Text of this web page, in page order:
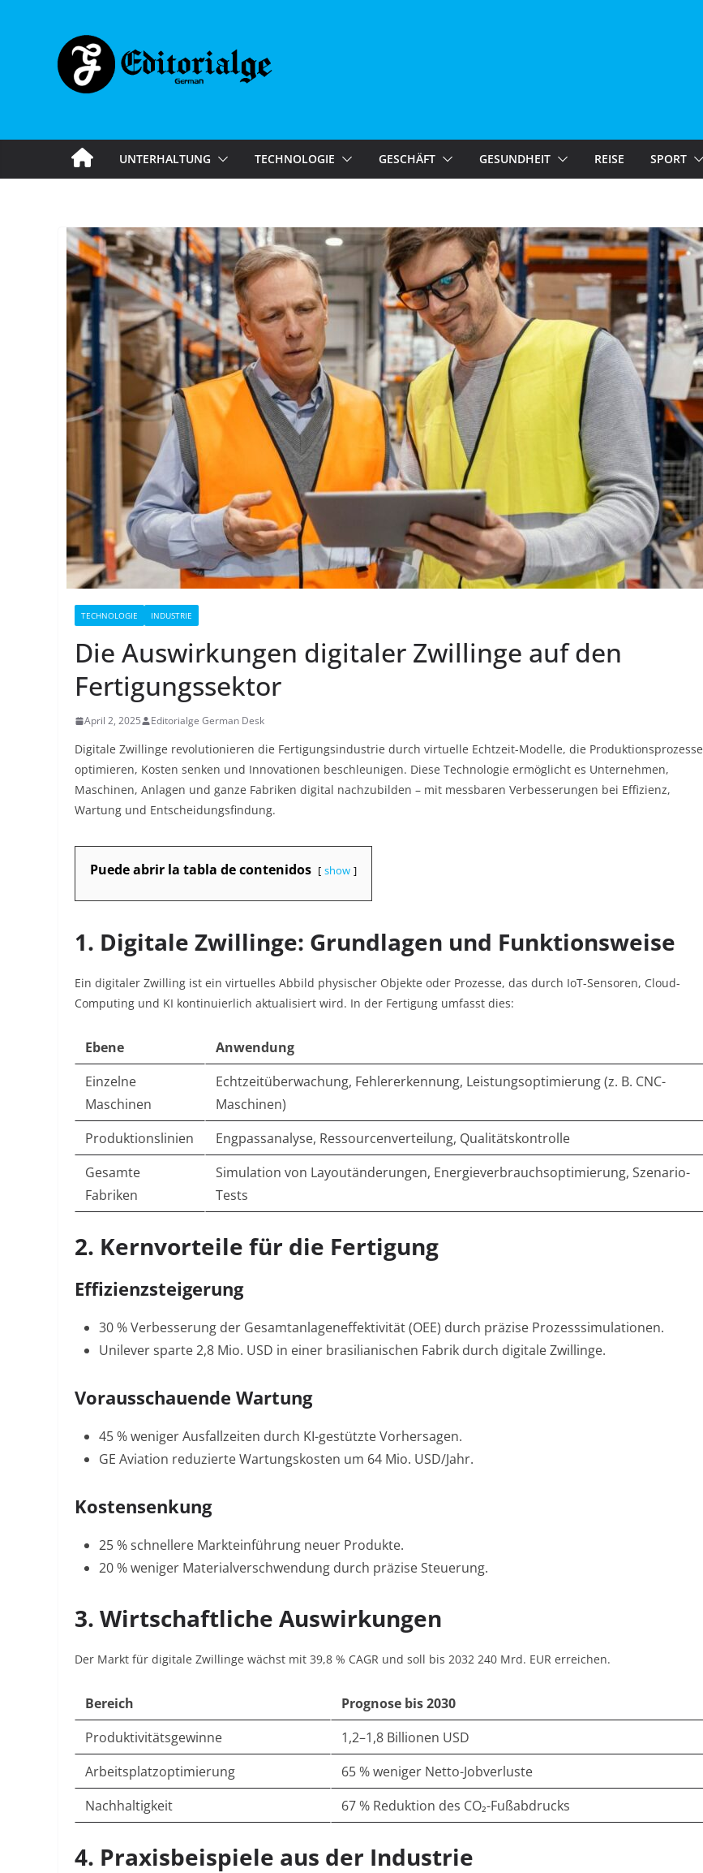
UNTERHALTUNG TECHNOLOGIE GESCHÄFT GESUNDHEIT REISE SPORT
TECHNOLOGIE INDUSTRIE
Die Auswirkungen digitaler Zwillinge auf den
Fertigungssektor
April 2, 2025 Editorialge German Desk
Digitale Zwillinge revolutionieren die Fertigungsindustrie durch virtuelle Echtzeit-Modelle, die Produktionsprozesse
optimieren, Kosten senken und Innovationen beschleunigen. Diese Technologie ermöglicht es Unternehmen,
Maschinen, Anlagen und ganze Fabriken digital nachzubilden – mit messbaren Verbesserungen bei Effizienz,
Wartung und Entscheidungsfindung.
Puede abrir la tabla de contenidos show
1. Digitale Zwillinge: Grundlagen und Funktionsweise
Ein digitaler Zwilling ist ein virtuelles Abbild physischer Objekte oder Prozesse, das durch IoT-Sensoren, Cloud-
Computing und KI kontinuierlich aktualisiert wird. In der Fertigung umfasst dies:
Ebene
Anwendung
Einzelne
Maschinen
Echtzeitüberwachung, Fehlererkennung, Leistungsoptimierung (z. B. CNC-
Maschinen)
Produktionslinien
Engpassanalyse, Ressourcenverteilung, Qualitätskontrolle
Gesamte
Fabriken
Simulation von Layoutänderungen, Energieverbrauchsoptimierung, Szenario-
Tests
2. Kernvorteile für die Fertigung
Effizienzsteigerung
30 % Verbesserung der Gesamtanlageneffektivität (OEE) durch präzise Prozesssimulationen.
Unilever sparte 2,8 Mio. USD in einer brasilianischen Fabrik durch digitale Zwillinge.
Vorausschauende Wartung
45 % weniger Ausfallzeiten durch KI-gestützte Vorhersagen.
GE Aviation reduzierte Wartungskosten um 64 Mio. USD/Jahr.
Kostensenkung
25 % schnellere Markteinführung neuer Produkte.
20 % weniger Materialverschwendung durch präzise Steuerung.
3. Wirtschaftliche Auswirkungen
Der Markt für digitale Zwillinge wächst mit 39,8 % CAGR und soll bis 2032 240 Mrd. EUR erreichen.
Bereich
Prognose bis 2030
Produktivitätsgewinne
1,2–1,8 Billionen USD
Arbeitsplatzoptimierung
65 % weniger Netto-Jobverluste
Nachhaltigkeit
67 % Reduktion des CO₂-Fußabdrucks
4. Praxisbeispiele aus der Industrie